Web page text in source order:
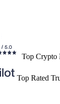
Top Crypto
Top Rated